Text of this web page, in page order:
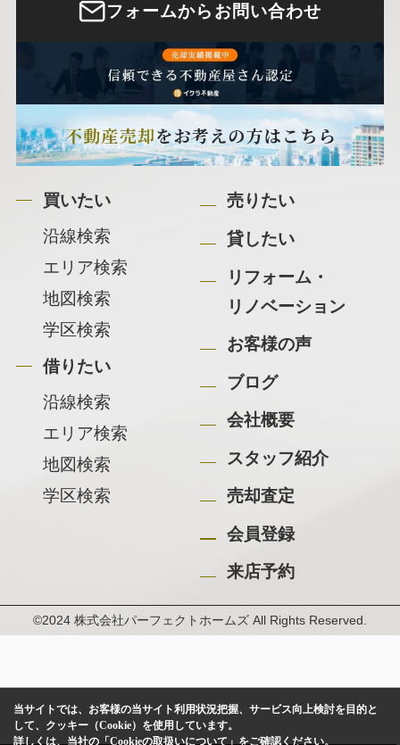
フォームからお問い合わせ
買いたい
沿線検索
エリア検索
地図検索
学区検索
借りたい
沿線検索
エリア検索
地図検索
学区検索
売りたい
貸したい
リフォーム・
リノベーション
お客様の声
ブログ
会社概要
スタッフ紹介
売却査定
会員登録
来店予約
©2024 株式会社パーフェクトホームズ All Rights Reserved.
当サイトでは、お客様の当サイト利用状況把握、サービス向上検討を目的と
して、クッキー（Cookie）を使用しています。
詳しくは、当社の「Cookieの取扱いについて」をご確認ください。